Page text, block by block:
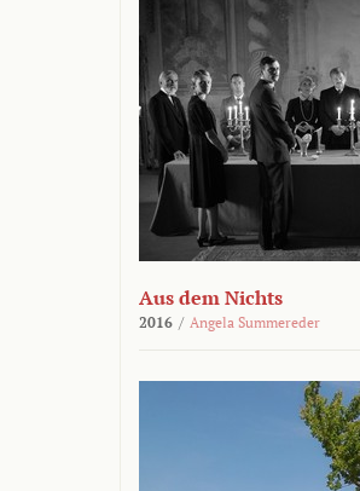
Aus dem Nichts
2016 / Angela Summereder